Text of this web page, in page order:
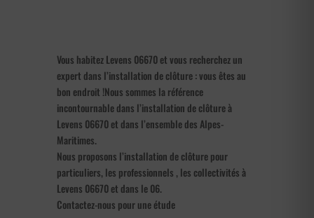
Vous habitez Levens 06670 et vous recherchez un
expert dans l’installation de clôture : vous êtes au
bon endroit !Nous sommes la référence
incontournable dans l’installation de clôture à
Levens 06670 et dans l’ensemble des Alpes-
Maritimes.
Nous proposons l’installation de clôture pour
particuliers, les professionnels , les collectivités à
Levens 06670 et dans le 06.
Contactez-nous pour une étude